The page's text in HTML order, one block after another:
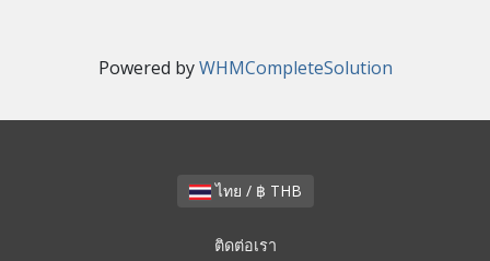
Powered byWHMCompleteSolution
ไทย / ฿ THB
ติดต่อเรา